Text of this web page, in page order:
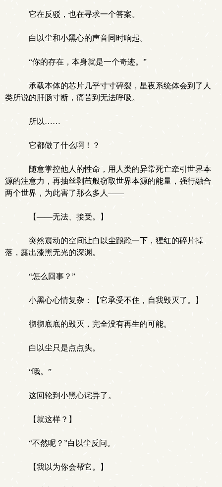
它在反驳，也在寻求一个答案。
白以尘和小黑心的声音同时响起。
“你的存在，本身就是一个奇迹。”
承载本体的芯片几乎寸寸碎裂，星夜系统体会到了人
类所说的肝肠寸断，痛苦到无法呼吸。
所以……
它都做了什么啊！？
随意掌控他人的性命，用人类的异常死亡牵引世界本
源的注意力，再抽丝剥茧般窃取世界本源的能量，强行融合
两个世界，为此害了那么多人——
【——无法、接受。】
突然震动的空间让白以尘踉跄一下，猩红的碎片掉
落，露出漆黑无光的深渊。
“怎么回事？”
小黑心心情复杂：【它承受不住，自我毁灭了。】
彻彻底底的毁灭，完全没有再生的可能。
白以尘只是点点头。
“哦。”
这回轮到小黑心诧异了。
【就这样？】
“不然呢？”白以尘反问。
【我以为你会帮它。】